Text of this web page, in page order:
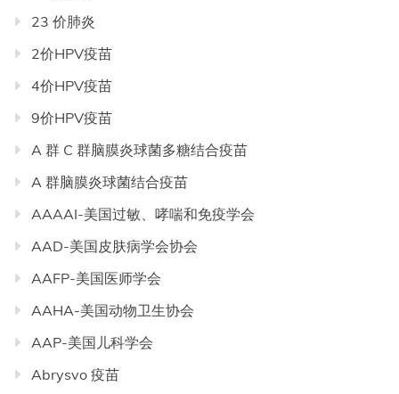
23 价肺炎
2价HPV疫苗
4价HPV疫苗
9价HPV疫苗
A 群 C 群脑膜炎球菌多糖结合疫苗
A 群脑膜炎球菌结合疫苗
AAAAI-美国过敏、哮喘和免疫学会
AAD-美国皮肤病学会协会
AAFP-美国医师学会
AAHA-美国动物卫生协会
AAP-美国儿科学会
Abrysvo 疫苗